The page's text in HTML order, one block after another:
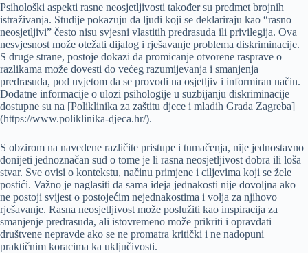
Psihološki aspekti rasne neosjetljivosti također su predmet brojnih
istraživanja. Studije pokazuju da ljudi koji se deklariraju kao “rasno
neosjetljivi” često nisu svjesni vlastitih predrasuda ili privilegija. Ova
nesvjesnost može otežati dijalog i rješavanje problema diskriminacije.
S druge strane, postoje dokazi da promicanje otvorene rasprave o
razlikama može dovesti do većeg razumijevanja i smanjenja
predrasuda, pod uvjetom da se provodi na osjetljiv i informiran način.
Dodatne informacije o ulozi psihologije u suzbijanju diskriminacije
dostupne su na [Poliklinika za zaštitu djece i mladih Grada Zagreba]
(https://www.poliklinika-djeca.hr/).
S obzirom na navedene različite pristupe i tumačenja, nije jednostavno
donijeti jednoznačan sud o tome je li rasna neosjetljivost dobra ili loša
stvar. Sve ovisi o kontekstu, načinu primjene i ciljevima koji se žele
postići. Važno je naglasiti da sama ideja jednakosti nije dovoljna ako
ne postoji svijest o postojećim nejednakostima i volja za njihovo
rješavanje. Rasna neosjetljivost može poslužiti kao inspiracija za
smanjenje predrasuda, ali istovremeno može prikriti i opravdati
društvene nepravde ako se ne promatra kritički i ne nadopuni
praktičnim koracima ka uključivosti.